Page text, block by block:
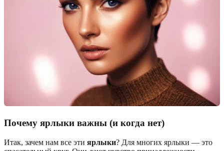
Почему ярлыки важны (и когда нет)
Итак, зачем нам все эти ярлыки? Для многих ярлыки — это